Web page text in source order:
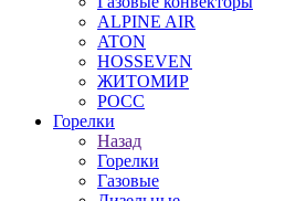
ALPINE AIR
ATON
HOSSEVEN
ЖИТОМИР
РОСС
Горелки
Назад
Горелки
Газовые